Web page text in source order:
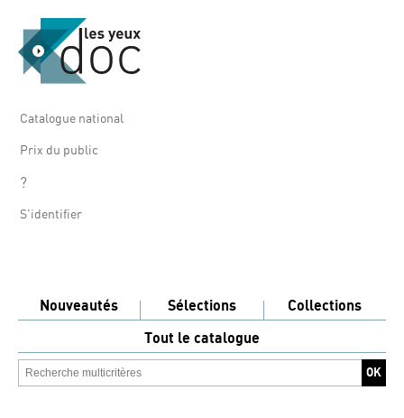
Catalogue national
Prix du public
?
S'identifier
Nouveautés Sélections
Collections
Tout le catalogue